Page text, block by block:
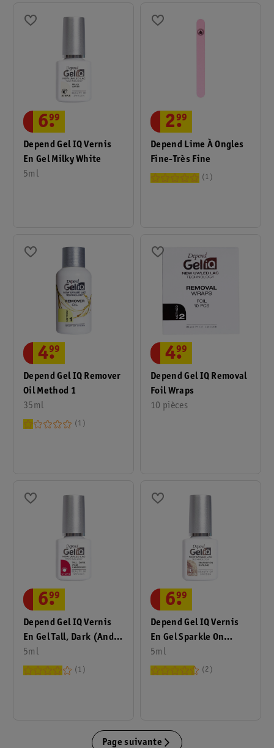
Depend Gel IQ Vernis
En Gel Milky White
5ml
6.
99
Depend Lime À Ongles
Fine-Très Fine
2.
99
1
Depend Gel IQ Remover
Oil Method 1
35ml
4.
99
1
Depend Gel IQ Removal
Foil Wraps
10 pièces
4.
99
Depend Gel IQ Vernis
En Gel Tall, Dark (And
Handsome)
5ml
6.
99
1
Depend Gel IQ Vernis
En Gel Sparkle On
Darling
5ml
6.
99
2
Page suivante